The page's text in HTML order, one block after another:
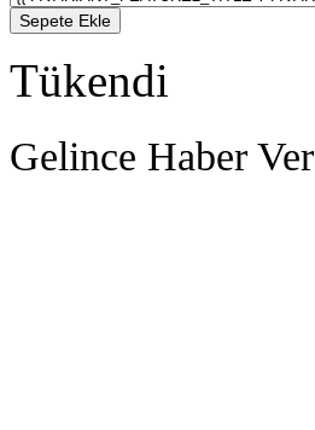
Sepete Ekle
Tükendi
Gelince Haber Ver